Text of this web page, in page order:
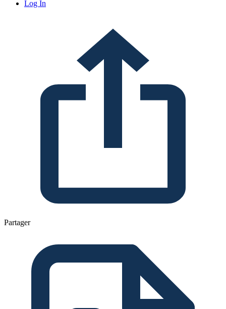
Log In
Partager